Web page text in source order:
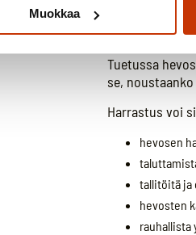
Muokkaa
kuin
Tuetussa
se,
Harrastus voi
hevosen
tallitöitä ja
hevosten
rauhallista